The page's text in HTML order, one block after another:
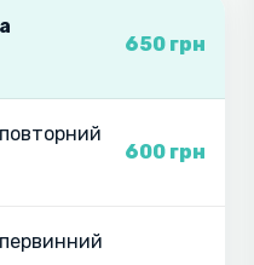
650 грн
600 грн